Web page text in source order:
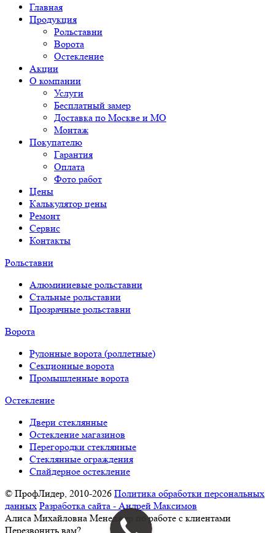
Главная
Продукция
Рольставни
Ворота
Остекление
Акции
О компании
Услуги
Бесплатный замер
Доставка по Москве и МО
Монтаж
Покупателю
Гарантия
Оплата
Фото работ
Цены
Калькулятор цены
Ремонт
Сервис
Контакты
Рольставни
Алюминиевые рольставни
Стальные рольставни
Прозрачные рольставни
Ворота
Рулонные ворота (роллетные)
Секционные ворота
Промышленные ворота
Остекление
Двери стеклянные
Остекление магазинов
Перегородки стеклянные
Стеклянные ограждения
Спайдерное остекление
© ПрофЛидер, 2010-2026 Политика обработки персональных
данных Разработка сайта - Андрей Максимов
Алиса Михайловна Менеджер по работе с клиентами
Перезвонить вам?